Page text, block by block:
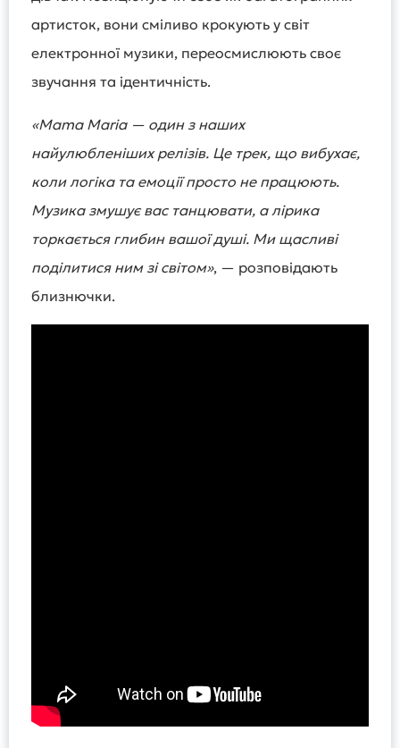
артисток, вони сміливо крокують у світ
електронної музики, переосмислюють своє
звучання та ідентичність.
«Mama Maria — один з наших
найулюбленіших релізів. Це трек, що вибухає,
коли логіка та емоції просто не працюють.
Музика змушує вас танцювати, а лірика
торкається глибин вашої душі. Ми щасливі
поділитися ним зі світом», — розповідають
близнючки.